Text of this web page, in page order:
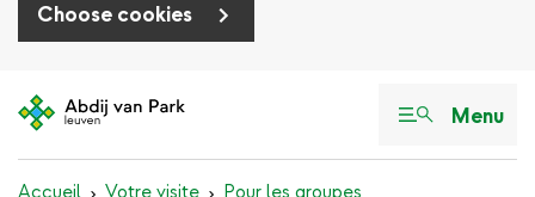
Choose cookies
au
Menu